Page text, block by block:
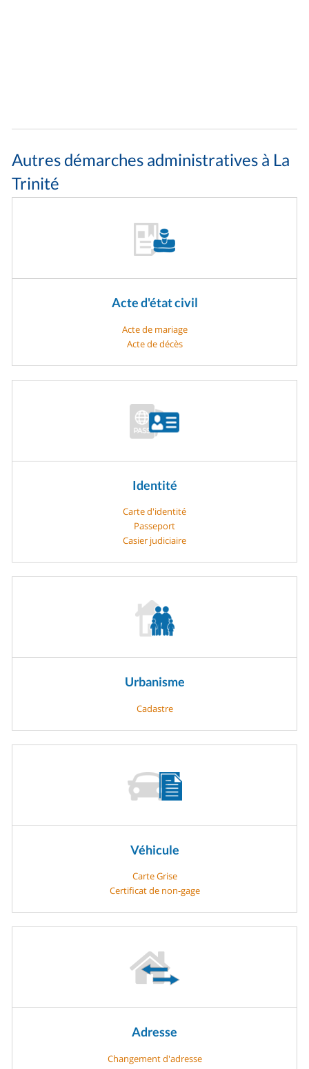
Autres démarches administratives à La
Trinité
Acte d'état civil
Acte de mariage
Acte de décès
Identité
Carte d'identité
Passeport
Casier judiciaire
Urbanisme
Cadastre
Véhicule
Carte Grise
Certificat de non-gage
Adresse
Changement d'adresse